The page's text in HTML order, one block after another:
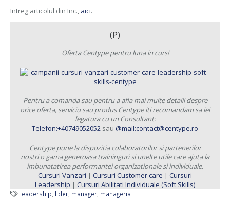
Intreg articolul din Inc., aici.
(P)
Oferta Centype pentru luna in curs!
Pentru a comanda sau pentru a afla mai multe detalii despre
orice oferta, serviciu sau produs Centype iti recomandam sa iei
legatura cu un Consultant:
Telefon:+40749052052 sau @mail:contact@centype.ro
Centype pune la dispozitia colaboratorilor si partenerilor
nostri o gama generoasa traininguri si unelte utile care ajuta la
imbunatatirea performantei organizationale si individuale.
Cursuri Vanzari | Cursuri Customer care | Cursuri
Leadership | Cursuri Abilitati Individuale (Soft Skills)
leadership lider manager manageria